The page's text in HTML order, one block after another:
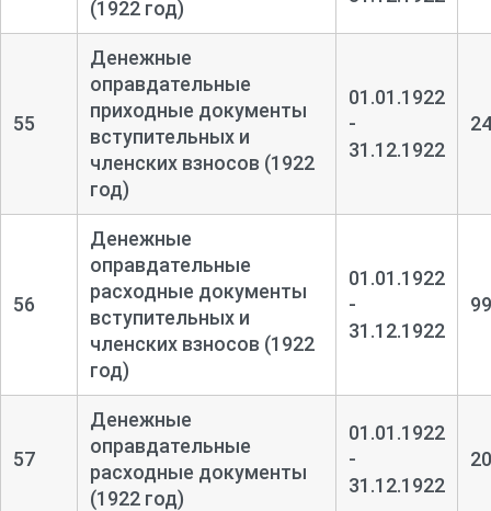
(1922 год)
55
Денежные
оправдательные
приходные документы
вступительных и
членских взносов (1922
год)
01.01.1922
-
31.12.1922
56
Денежные
оправдательные
расходные документы
вступительных и
членских взносов (1922
год)
01.01.1922
-
31.12.1922
99
57
Денежные
оправдательные
расходные документы
(1922 год)
01.01.1922
-
31.12.1922